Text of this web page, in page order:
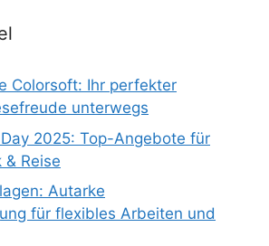
Colorsoft: Ihr perfekter
unterwegs
2025: Top-Angebote für
& Reise
Autarke
für flexibles Arbeiten und